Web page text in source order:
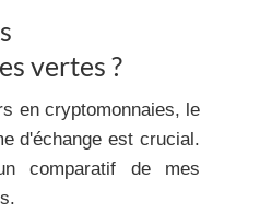
vertes ?
en cryptomonnaies, le
d'échange est crucial.
comparatif de mes